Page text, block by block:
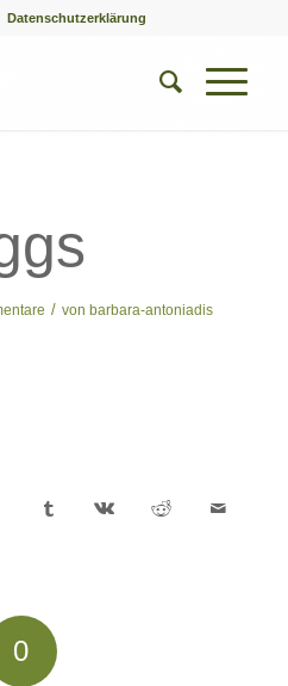
Datenschutzerklärung
/ von barbara-antoniadis
0